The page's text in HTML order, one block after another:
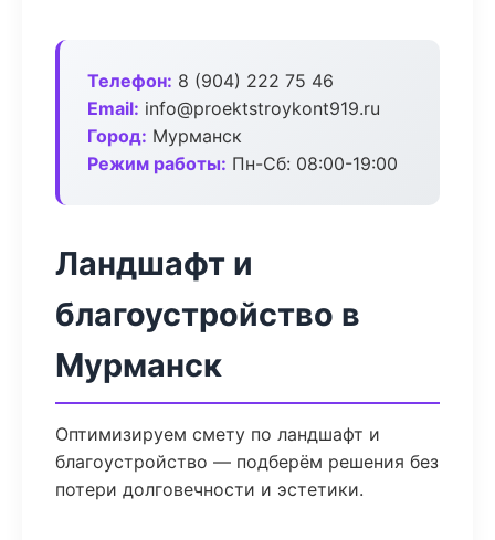
Телефон: 8 (904) 222 75 46
Email: info@proektstroykont919.ru
Город: Мурманск
Режим работы: Пн-Сб: 08:00-19:00
Ландшафт и
благоустройство в
Мурманск
Оптимизируем смету по ландшафт и
благоустройство — подберём решения без
потери долговечности и эстетики.